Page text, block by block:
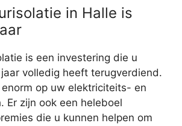
in Halle is
is een investering die u
volledig heeft terugverdiend.
op uw elektriciteits- en
Er zijn ook een heleboel
die u kunnen helpen om